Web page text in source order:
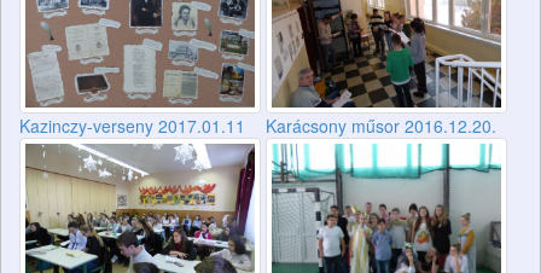
Kazinczy-verseny 2017.01.11 Karácsony műsor 2016.12.20.